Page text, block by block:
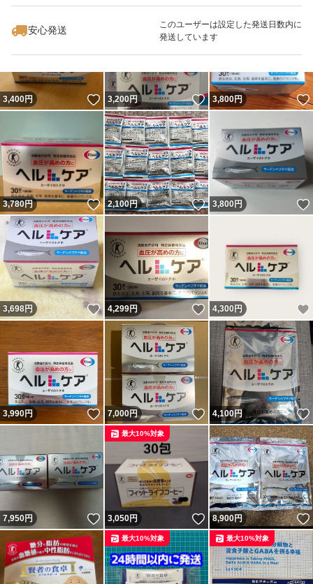
安心発送
このユーザーは設定した発送日数内に
発送しています
3,400円 いいね！
3,200円 いいね！
3,800円
3,780円 いいね！
2,100円 いいね！
3,800円
3,698円 いいね！
4,299円 いいね！
4,300 円
3,990円 いいね！
7,000円 いいね！
4,100円
7,950円 いいね！
3,050円 いいね！
最大10%対象
8,900円
最大10%対象 最大10%対象